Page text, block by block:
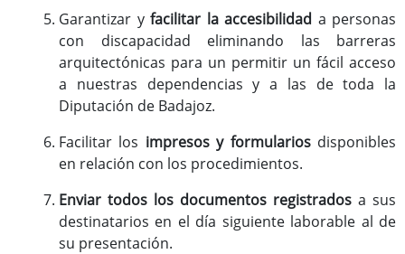
Garantizar y facilitar la accesibilidad a personas
con discapacidad eliminando las barreras
arquitectónicas para un permitir un fácil acceso
a nuestras dependencias y a las de toda la
Diputación de Badajoz.
Facilitar los impresos y formulariosdisponibles
en relación con los procedimientos.
Enviar todos los documentos registrados a sus
destinatarios en el día siguiente laborable al de
su presentación.